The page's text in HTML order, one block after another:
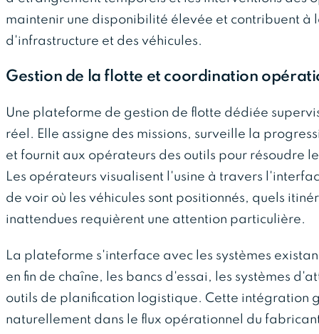
maintenir une disponibilité élevée et contribuent à
d'infrastructure et des véhicules.
Gestion de la flotte et coordination
Une plateforme de gestion de flotte dédiée
réel. Elle assigne des missions, surveille la
et fournit aux opérateurs des outils pour résoudre
Les opérateurs visualisent l'usine à travers
de voir où les véhicules sont positionnés, quels
inattendues requièrent une attention particulière.
La plateforme s'interface avec les systèmes
en fin de chaîne, les bancs d'essai, les systèmes
outils de planification logistique. Cette intégration
naturellement dans le flux opérationnel du